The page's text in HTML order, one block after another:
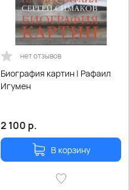
нет отзывов
Биография картин | Рафаил
Игумен
2 100 р.
В корзину